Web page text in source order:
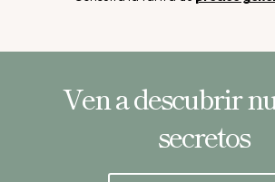
Ven a descubrir
secretos